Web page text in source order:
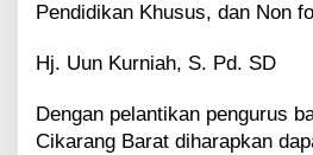
Pendidikan Khusus, dan Non
Hj. Uun Kurniah, S. Pd. SD
Dengan pelantikan pengurus
Cikarang Barat diharapkan